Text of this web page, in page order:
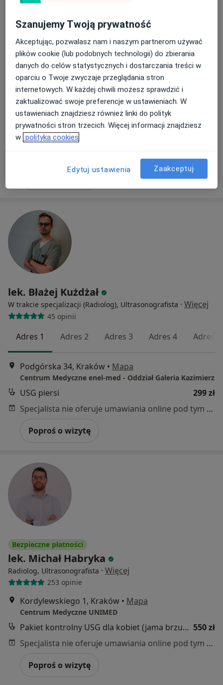
Bezpieczne płatności
lek. Beata Dębosz
W trakcie specjalizacji (Radiolog)·Więcej
42 opinie
Adres 1 Adres 2
Kluczborska 15, Kraków•Mapa
MediComfort Centrum Leczenia Bólu Kraków
Ocena USG zalegania moczu po mikcji
Specjalista nie oferuje umawiania online pod tym adresem.
lek. Błażej Kużdżał
W trakcie specjalizacji (Radiolog), Ultrasonografista · Więcej
45 opinii
Adres 1 Adres 2 Adres 3 Adres 4 Adres 5
Podgórska 34, Kraków • Mapa
Centrum Medyczne enel-med - Oddział Galeria Kazimierz
USG piersi
299 zł
Specjalista nie oferuje umawiania online pod tym adresem.
Poproś o wizytę
Bezpieczne płatności
lek. Michał Habryka
Radiolog, Ultrasonografista · Więcej
253 opinie
Kordylewskiego 1, Kraków • Mapa
Centrum Medyczne UNIMED
Pakiet kontrolny USG dla kobiet (jama brzuszna, tarczyca, piersi) 550 zł
Specjalista nie oferuje umawiania online pod tym adresem.
Poproś o wizytę
Szanujemy Twoją prywatność
Akceptując, pozwalasz nam i naszym partnerom używać
plików cookie (lub podobnych technologii) do zbierania
danych do celów statystycznych i dostarczania treści w
oparciu o Twoje zwyczaje przeglądania stron
internetowych. W każdej chwili możesz sprawdzić i
zaktualizować swoje preferencje w ustawieniach. W
ustawieniach znajdziesz również linki do polityk
prywatności stron trzecich. Więcej informacji znajdziesz
w polityka cookies
Edytuj ustawienia Zaakceptuj